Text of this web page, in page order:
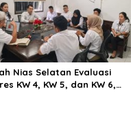
Nias Selatan Evaluasi
KW 4, KW 5, dan KW 6,